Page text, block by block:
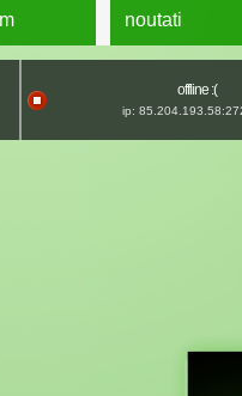
noutati
offline :(
ip: